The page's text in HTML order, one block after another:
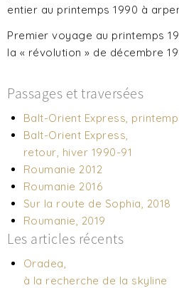
entier au printemps 1990 à
Premier voyage au printemps
la « révolution » de décembre
Passages et traversées
Balt-Orient Express,
Balt-Orient Express,
retour, hiver 1990-91
Roumanie 2012
Roumanie 2016
Sur la route de Sophia, 2018
Roumanie, 2019
Les articles récents
Oradea,
à la recherche de la skyline